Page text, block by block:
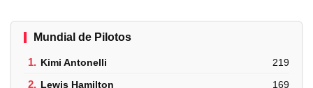
Mundial de Pilotos
1. Kimi Antonelli 219
2. Lewis Hamilton 169